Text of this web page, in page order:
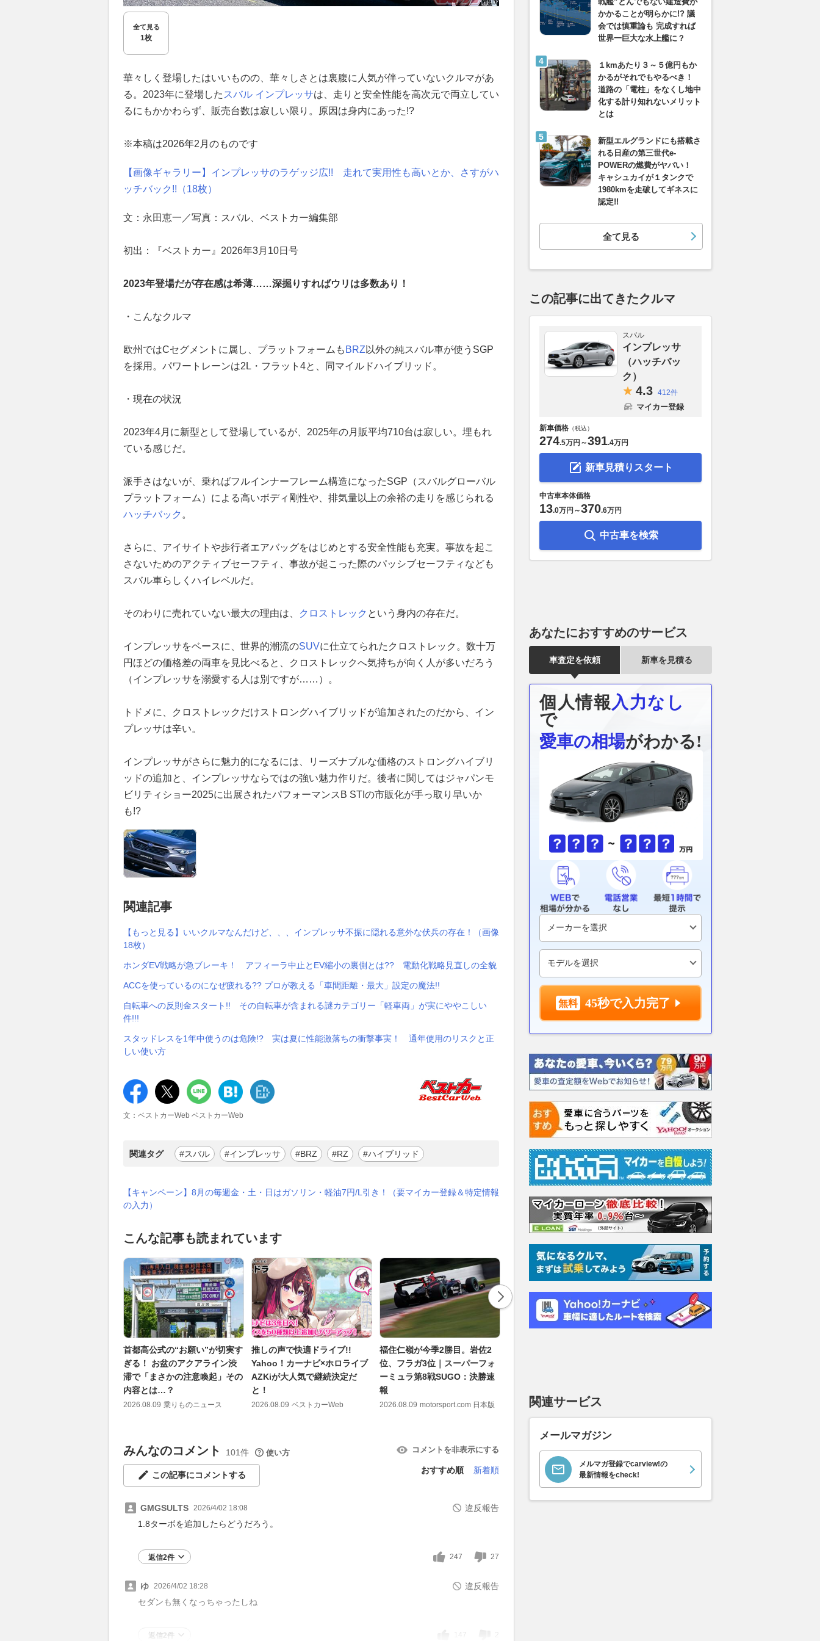
全て見る
1枚
華々しく登場したはいいものの、華々しさとは裏腹に人気が伴っていないクルマがあ
る。2023年に登場した スバル インプレッサは、走りと安全性能を高次元で両立してい
るにもかかわらず、販売台数は寂しい限り。原因は身内にあった!?
※本稿は2026年2月のものです
【画像ギャラリー】インプレッサのラゲッジ広!! 走れて実用性も高いとか、さすがハ
ッチバック!!（18枚）
文：永田恵一／写真：スバル、ベストカー編集部
初出：『ベストカー』2026年3月10日号
2023年登場だが存在感は希薄……深掘りすればウリは多数あり！
・こんなクルマ
欧州ではCセグメントに属し、プラットフォームも BRZ 以外の純スバル車が使うSGP
を採用。パワートレーンは2L・フラット4と、同マイルドハイブリッド。
・現在の状況
2023年4月に新型として登場しているが、2025年の月販平均710台は寂しい。埋もれ
ている感じだ。
派手さはないが、乗ればフルインナーフレーム構造になったSGP（スバルグローバル
プラットフォーム）による高いボディ剛性や、排気量以上の余裕の走りを感じられる
ハッチバック 。
さらに、アイサイトや歩行者エアバッグをはじめとする安全性能も充実。事故を起こ
さないためのアクティブセーフティ、事故が起こった際のパッシブセーフティなども
スバル車らしくハイレベルだ。
そのわりに売れていない最大の理由は、 クロストレック という身内の存在だ。
インプレッサをベースに、世界的潮流のSUVに仕立てられたクロストレック。数十万
円ほどの価格差の両車を見比べると、クロストレックへ気持ちが向く人が多いだろう
（インプレッサを溺愛する人は別ですが……）。
トドメに、クロストレックだけストロングハイブリッドが追加されたのだから、イン
プレッサは辛い。
インプレッサがさらに魅力的になるには、リーズナブルな価格のストロングハイブリ
ッドの追加と、インプレッサならではの強い魅力作りだ。後者に関してはジャパンモ
ビリティショー2025に出展されたパフォーマンスB STIの市販化が手っ取り早いか
も!?
関連記事
【もっと見る】いいクルマなんだけど、、、インプレッサ不振に隠れる意外な伏兵の存在！（画像
18枚）
ホンダEV戦略が急ブレーキ！ アフィーラ中止とEV縮小の裏側とは?? 電動化戦略見直しの全貌
ACCを使っているのになぜ疲れる?? プロが教える「車間距離・最大」設定の魔法!!
自転車への反則金スタート!! その自転車が含まれる謎カテゴリー「軽車両」が実にややこしい
件!!!
スタッドレスを1年中使うのは危険!? 実は夏に性能激落ちの衝撃事実！ 通年使用のリスクと正
しい使い方
文：ベストカーWeb ベストカーWeb
関連タグ #スバル #インプレッサ #BRZ #RZ #ハイブリッド
【キャンペーン】8月の毎週金・土・日はガソリン・軽油7円/L引き！（要マイカー登録＆特定情報
の入力）
こんな記事も読まれています
首都高公式の“お願い”が切実す
ぎる！ お盆のアクアライン渋
滞で「まさかの注意喚起」その
内容とは…？
2026.08.09 乗りものニュース
推しの声で快適ドライブ!!
Yahoo！カーナビ×ホロライブ
AZKiが大人気で継続決定だ
と！
2026.08.09 ベストカーWeb
福住仁嶺が今季2勝目。岩佐2
位、フラガ3位｜スーパーフォ
ーミュラ第8戦SUGO：決勝速
報
2026.08.09 motorsport.com 日本版
2026.08.09 乗りものニュース
みんなのコメント 101件 使い方 コメントを非表示にする
この記事にコメントする
おすすめ順 新着順
GMGSULTS 2026/4/02 18:08
違反報告
1.8ターボを追加したらどうだろう。
返信2件 247 27
ゆ 2026/4/02 18:28
違反報告
セダンも無くなっちゃったしね
返信2件 147
かかることが明らかに!? 議
会では慎重論も 完成すれば
世界一巨大な水上艦に？
１kmあたり３～５億円もか
かるがそれでもやるべき！
道路の「電柱」をなくし地中
化する計り知れないメリット
とは
新型エルグランドにも搭載さ
れる日産の第三世代e-
POWERの燃費がヤバい！
キャシュカイが１タンクで
1980kmを走破してギネスに
認定!!
全て見る
この記事に出てきたクルマ
スバル
インプレッサ
（ハッチバッ
ク）
4.3 412件
マイカー登録
新車価格 （税込）
274.5万円 ～391.4万円
新車見積りスタート
中古車本体価格
13.0万円 ～370.6万円
中古車を検索
あなたにおすすめのサービス
車査定を依頼 新車を見積る
個人情報 入力なし
で
愛車の相場がわかる!
45秒で入力完了
関連サービス
メールマガジン
メルマガ登録でcarview!の
最新情報をcheck!